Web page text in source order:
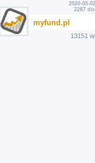
2020-05-
2287
myfund.pl
13151